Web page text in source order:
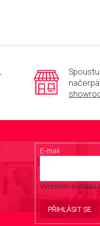
,
Spoustu
E-mail
Vložením e-mailu
PŘIHLÁSIT SE